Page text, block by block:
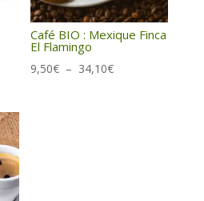
Café BIO : Mexique Finca
El Flamingo
9,50€ – 34,10€Plage